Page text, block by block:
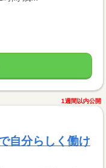
1週間以内公開
自分らしく働け